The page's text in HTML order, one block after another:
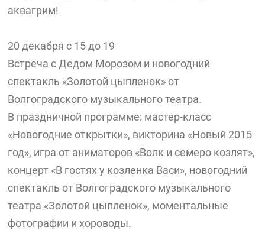
аквагрим!
20 декабря с 15 до 19
Встреча с Дедом Морозом и новогодний
спектакль «Золотой цыпленок» от
Волгоградского музыкального театра.
В праздничной программе: мастер-класс
«Новогодние открытки», викторина «Новый 2015
год», игра от аниматоров «Волк и семеро козлят»,
концерт «В гостях у козленка Васи», новогодний
спектакль от Волгоградского музыкального
театра «Золотой цыпленок», моментальные
фотографии и хороводы.